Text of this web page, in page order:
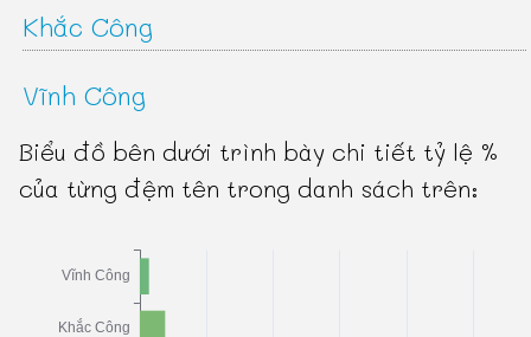
Khắc Công
Vĩnh Công
Biểu đồ bên dưới trình bày chi tiết tỷ lệ %
của từng đệm tên trong danh sách trên: